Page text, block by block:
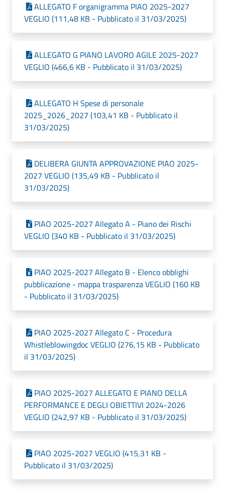
ALLEGATO F organigramma PIAO 2025-2027
VEGLIO (111,48 KB - Pubblicato il 31/03/2025)
ALLEGATO G PIANO LAVORO AGILE 2025-2027
VEGLIO (466,6 KB - Pubblicato il 31/03/2025)
ALLEGATO H Spese di personale
2025_2026_2027 (103,41 KB - Pubblicato il
31/03/2025)
DELIBERA GIUNTA APPROVAZIONE PIAO 2025-
2027 VEGLIO (135,49 KB - Pubblicato il
31/03/2025)
PIAO 2025-2027 Allegato A - Piano dei Rischi
VEGLIO (340 KB - Pubblicato il 31/03/2025)
PIAO 2025-2027 Allegato B - Elenco obblighi
pubblicazione - mappa trasparenza VEGLIO (160 KB
- Pubblicato il 31/03/2025)
PIAO 2025-2027 Allegato C - Procedura
Whistleblowingdoc VEGLIO (276,15 KB - Pubblicato
il 31/03/2025)
PIAO 2025-2027 ALLEGATO E PIANO DELLA
PERFORMANCE E DEGLI OBIETTIVI 2024-2026
VEGLIO (242,97 KB - Pubblicato il 31/03/2025)
PIAO 2025-2027 VEGLIO (415,31 KB -
Pubblicato il 31/03/2025)